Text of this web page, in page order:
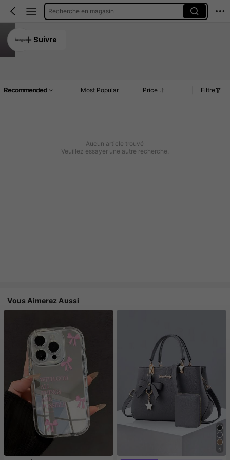
Recherche en magasin
Suivre
Recommended Most Popular Price Filtre
Aucun article trouvé
Veuillez essayer une autre recherche.
Vous Aimerez Aussi
4